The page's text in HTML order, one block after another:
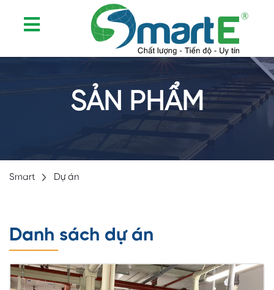
SẢN PHẨM
Smart Dự án
Danh sách dự án